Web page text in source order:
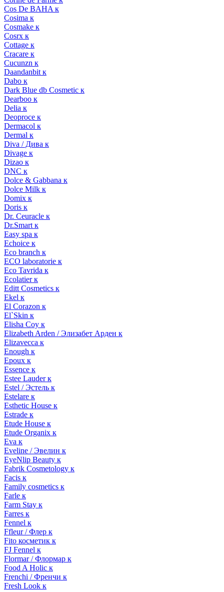
Cos De BAHA к
Cosima к
Cosmake к
Cosrx к
Cottage к
Cracare к
Cucunzn к
Daandanbit к
Dabo к
Dark Blue db Cosmetic к
Dearboo к
Delia к
Deoproce к
Dermacol к
Dermal к
Diva / Дива к
Divage к
Dizao к
DNC к
Dolce & Gabbana к
Dolce Milk к
Domix к
Doris к
Dr. Ceuracle к
Dr.Smart к
Easy spa к
Echoice к
Eco branch к
ECO laboratorie к
Eco Tavrida к
Ecolatier к
Editt Cosmetics к
Ekel к
El Corazon к
El`Skin к
Elisha Coy к
Elizabeth Arden / Элизабет Арден к
Elizavecca к
Enough к
Epoux к
Essence к
Estee Lauder к
Estel / Эстель к
Estelare к
Esthetic House к
Estrade к
Etude House к
Etude Organix к
Eva к
Eveline / Эвелин к
EyeNlip Beauty к
Fabrik Cosmetology к
Facis к
Family cosmetics к
Farle к
Farm Stay к
Farres к
Fennel к
Ffleur / Флер к
Fito косметик к
FJ Fennel к
Flormar / Флормар к
Food A Holic к
Frenchi / Френчи к
Fresh Look к